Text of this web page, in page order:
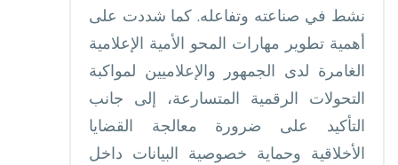
نشط في صناعته وتفاعله. كما شددت على
أهمية تطوير مهارات المحو الأمية الإعلامية
الغامرة لدى الجمهور والإعلاميين لمواكبة
التحولات الرقمية المتسارعة، إلى جانب
التأكيد على ضرورة معالجة القضايا
الأخلاقية وحماية خصوصية البيانات داخل